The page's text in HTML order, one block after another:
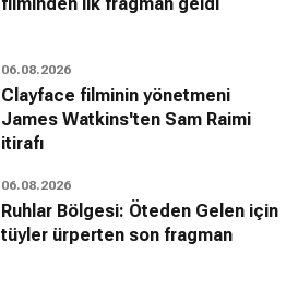
06.08.2026
Clayface filminin yönetmeni
James Watkins'ten Sam Raimi
itirafı
06.08.2026
Ruhlar Bölgesi: Öteden Gelen için
tüyler ürperten son fragman